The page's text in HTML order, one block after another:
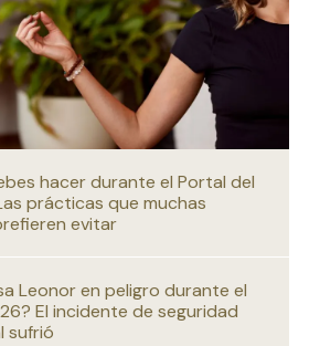
hacer durante el Portal del
prácticas que muchas
evitar
Leonor en peligro durante el
El incidente de seguridad
sufrió